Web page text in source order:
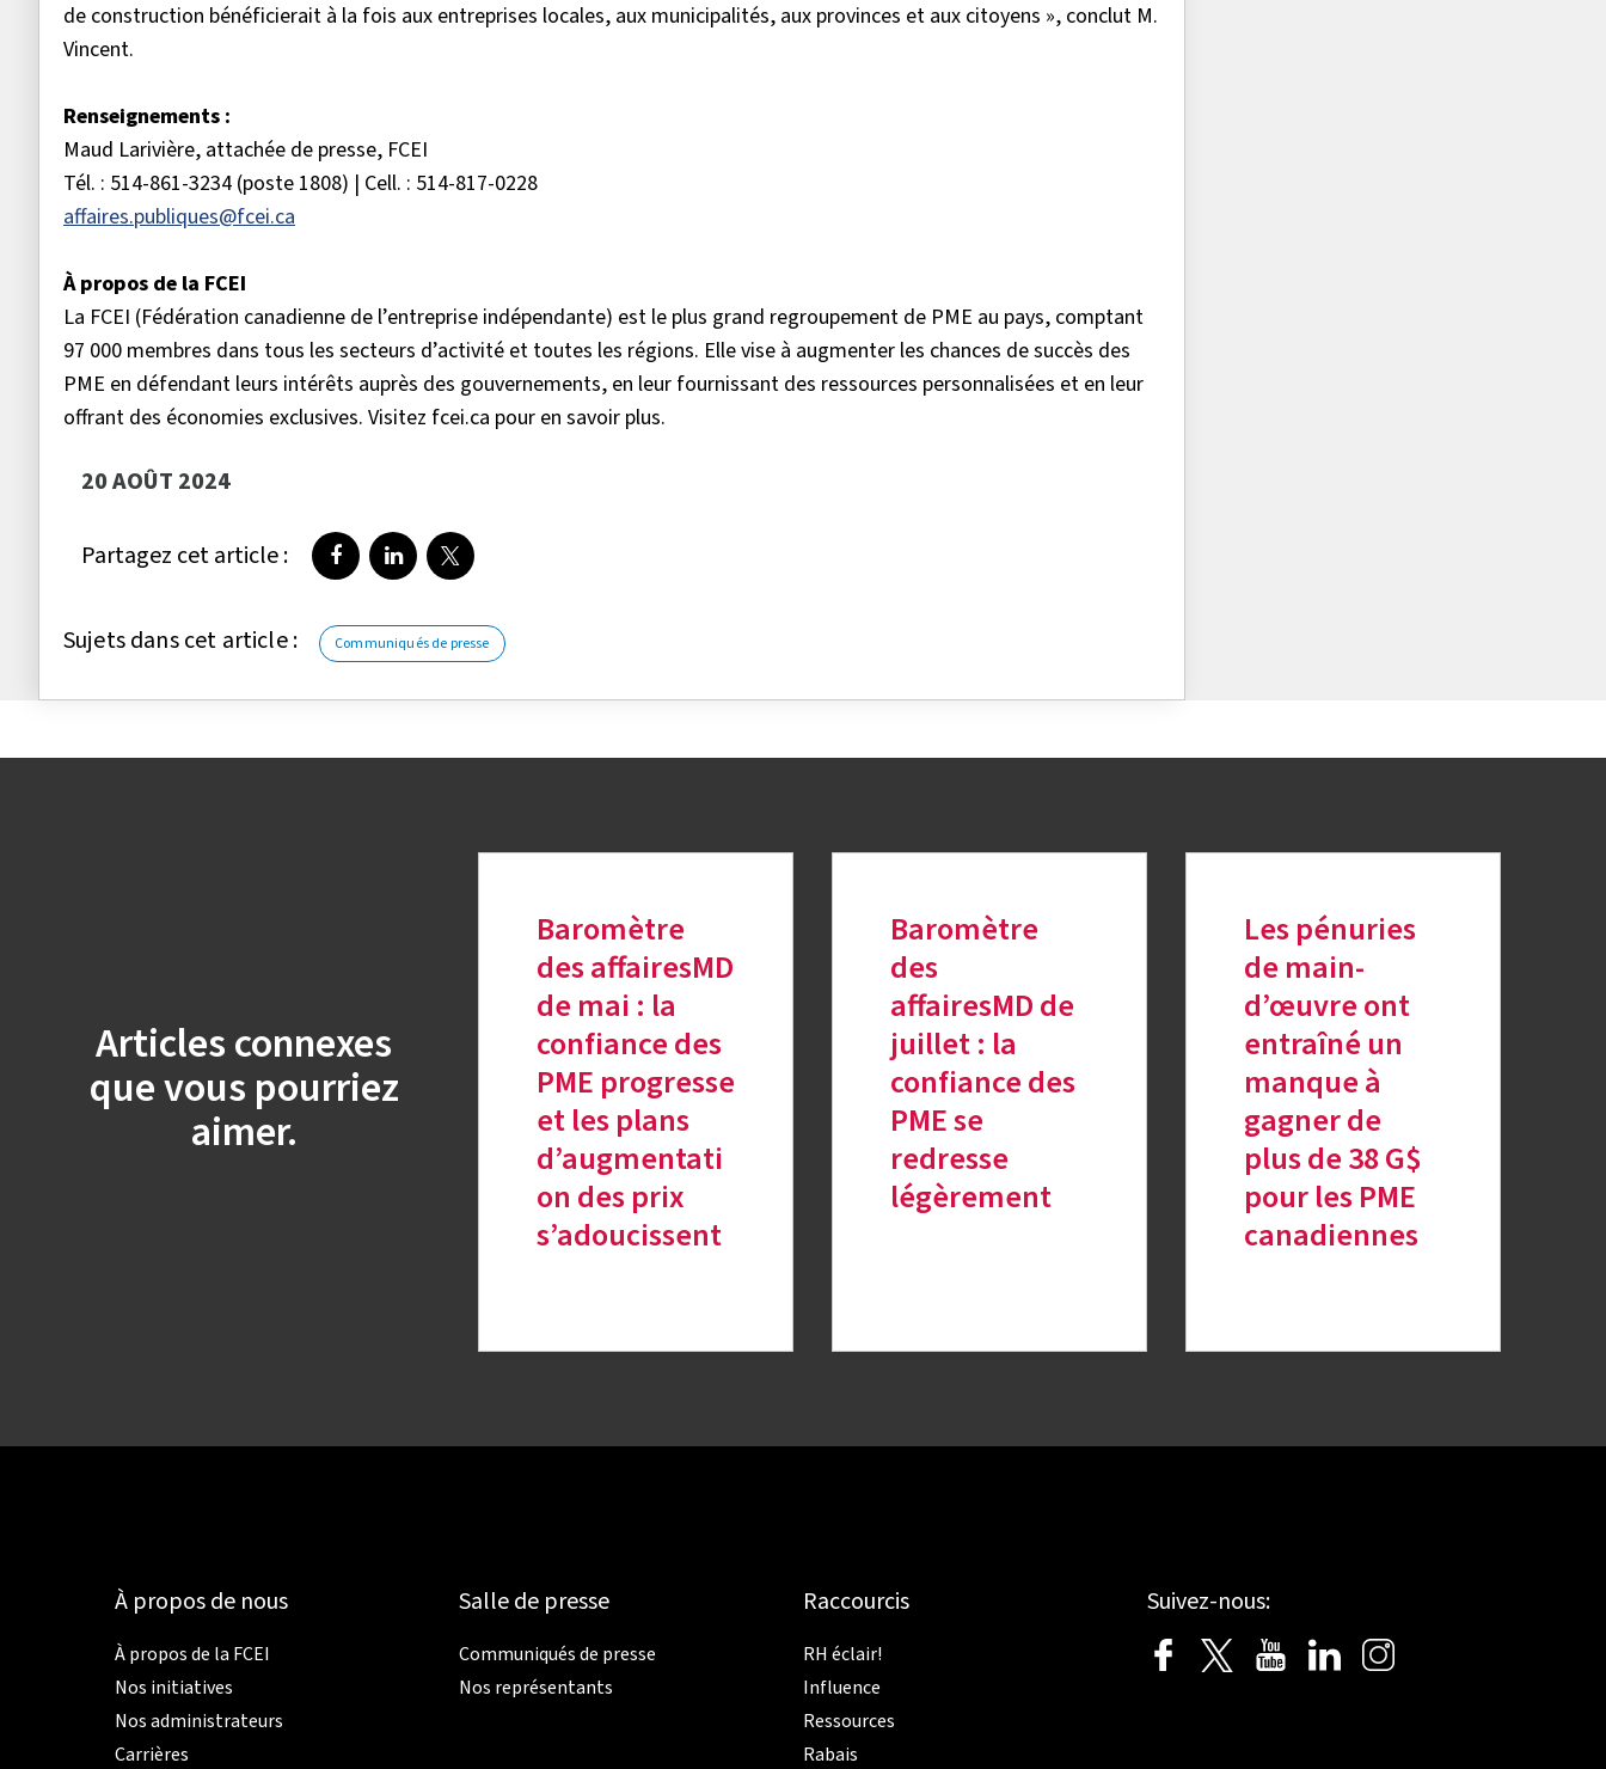
de construction bénéficierait à la fois aux entreprises locales, aux municipalités, aux provinces et aux citoyens », conclut M.
Vincent.
Renseignements :
Maud Larivière, attachée de presse, FCEI
Tél. : 514-861-3234 (poste 1808) | Cell. : 514-817-0228
affaires.publiques@fcei.ca
À propos de la FCEI
La FCEI (Fédération canadienne de l’entreprise indépendante) est le plus grand regroupement de PME au pays, comptant
97 000 membres dans tous les secteurs d’activité et toutes les régions. Elle vise à augmenter les chances de succès des
PME en défendant leurs intérêts auprès des gouvernements, en leur fournissant des ressources personnalisées et en leur
offrant des économies exclusives. Visitez fcei.ca pour en savoir plus.
20 AOÛT 2024
Partagez cet article : Partager sur Facebook
Partager sur LinkedIn
Partager sur Twitter
Sujets dans cet article : Communiqués de presse
Articles connexes
que vous pourriez
aimer.
Baromètre
des affairesMD
de mai : la
confiance des
PME progresse
et les plans
d’augmentati
on des prix
s’adoucissent
Baromètre
des
affairesMD de
juillet : la
confiance des
PME se
redresse
légèrement
Les pénuries
de main-
d’œuvre ont
entraîné un
manque à
gagner de
plus de 38 G$
pour les PME
canadiennes
À propos de nous
À propos de la FCEI
Nos initiatives
Nos administrateurs
Carrières
Salle de presse
Communiqués de presse
Nos représentants
Raccourcis
RH éclair!
Influence
Ressources
Rabais
Suivez-nous: